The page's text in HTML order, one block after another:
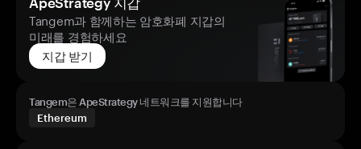
Tangem과 함께하는 암호화폐 지갑의
미래를 경험하세요
지갑 받기
Tangem은 ApeStrategy 네트워크를 지원합니다
Ethereum